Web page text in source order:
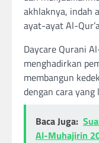
akhlaknya, indah
ayat-ayat Al-
Daycare Qurani
menghadirkan
membangun
dengan cara
Baca Juga:
Al-Muhajirin